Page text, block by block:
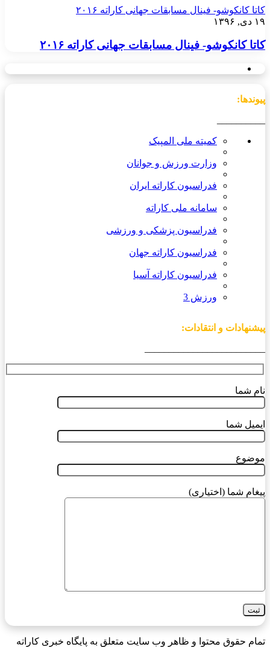
کاتا کانکوشو- فینال مسابقات جهانی کاراته ۲۰۱۶
۱۹ دی, ۱۳۹۶
کاتا کانکوشو- فینال مسابقات جهانی کاراته ۲۰۱۶
پیوندها:
کمیته ملی المپیک
وزارت ورزش و جوانان
فدراسیون کاراته ایران
سامانه ملی کاراته
فدراسیون پزشکی و ورزشی
فدراسیون کاراته جهان
فدراسیون کاراته آسیا
ورزش 3
پیشنهادات و انتقادات:
نام شما
ایمیل شما
موضوع
پیغام شما (اختیاری)
تمام حقوق محتوا و ظاهر وب سایت متعلق به پایگاه خبری کاراته